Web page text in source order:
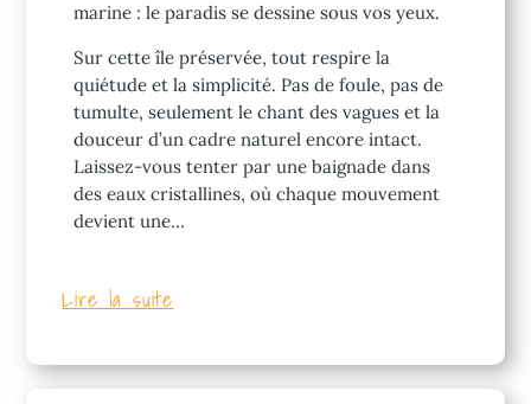
marine : le paradis se dessine sous vos yeux.
Sur cette île préservée, tout respire la
quiétude et la simplicité. Pas de foule, pas de
tumulte, seulement le chant des vagues et la
douceur d’un cadre naturel encore intact.
Laissez-vous tenter par une baignade dans
des eaux cristallines, où chaque mouvement
devient une…
Lire la suite